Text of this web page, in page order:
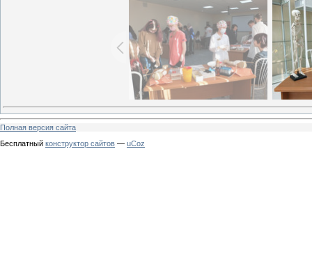
Полная версия сайта
Бесплатный конструктор сайтов — uCoz